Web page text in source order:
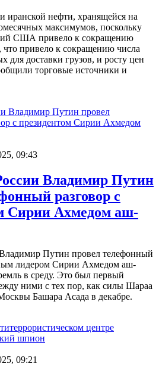
иранской нефти, хранящейся на
максимумов, поскольку
США привело к сокращению
что привело к сокращению числа
для доставки грузов, и росту цен
торговые источники и
09:43
Владимир Путин
разговор с
Сирии Ахмедом аш-
Путин провел телефонный
лидером Сирии Ахмедом аш-
в среду. Это был первый
ними с тех пор, как силы Шараа
Башара Асада в декабре.
09:21